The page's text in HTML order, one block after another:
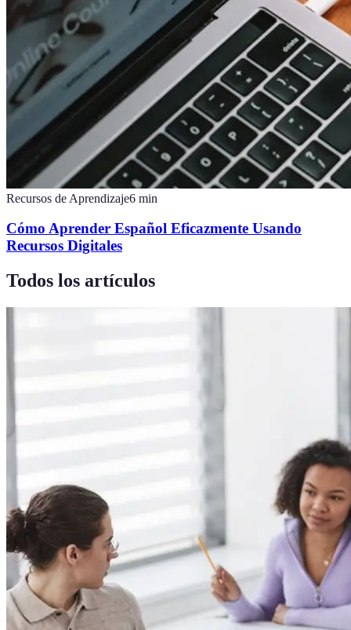
Recursos de Aprendizaje6 min
Cómo Aprender Español Eficazmente Usando
Recursos Digitales
Todos los artículos